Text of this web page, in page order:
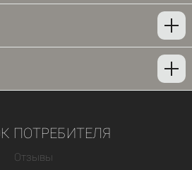
ПОТРЕБИТЕЛЯ
Отзывы